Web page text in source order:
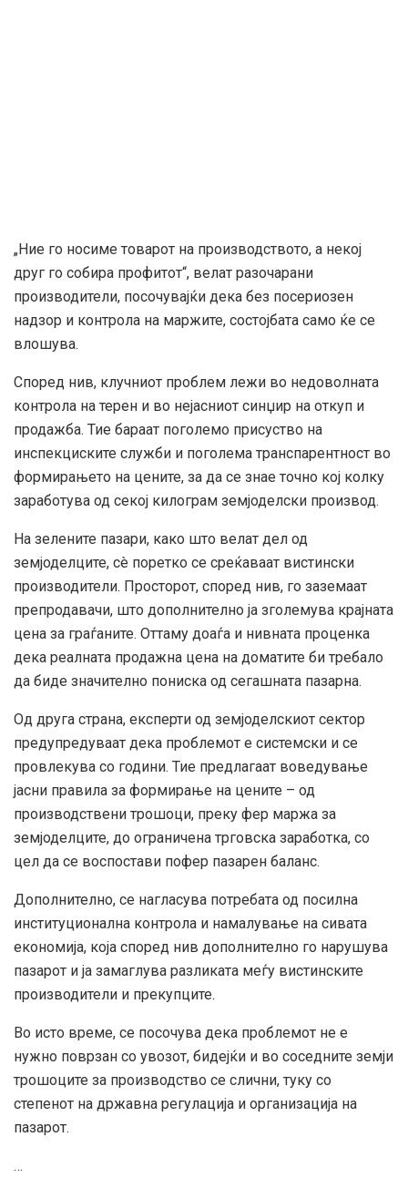
„Ние го носиме товарот на производството, а некој
друг го собира профитот“, велат разочарани
производители, посочувајќи дека без посериозен
надзор и контрола на маржите, состојбата само ќе се
влошува.
Според нив, клучниот проблем лежи во недоволната
контрола на терен и во нејасниот синџир на откуп и
продажба. Тие бараат поголемо присуство на
инспекциските служби и поголема транспарентност во
формирањето на цените, за да се знае точно кој колку
заработува од секој килограм земјоделски производ.
На зелените пазари, како што велат дел од
земјоделците, сè поретко се среќаваат вистински
производители. Просторот, според нив, го заземаат
препродавачи, што дополнително ја зголемува крајната
цена за граѓаните. Оттаму доаѓа и нивната проценка
дека реалната продажна цена на доматите би требало
да биде значително пониска од сегашната пазарна.
Од друга страна, експерти од земјоделскиот сектор
предупредуваат дека проблемот е системски и се
провлекува со години. Тие предлагаат воведување
јасни правила за формирање на цените – од
производствени трошоци, преку фер маржа за
земјоделците, до ограничена трговска заработка, со
цел да се воспостави пофер пазарен баланс.
Дополнително, се нагласува потребата од посилна
институционална контрола и намалување на сивата
економија, која според нив дополнително го нарушува
пазарот и ја замаглува разликата меѓу вистинските
производители и прекупците.
Во исто време, се посочува дека проблемот не е
нужно поврзан со увозот, бидејќи и во соседните земји
трошоците за производство се слични, туку со
степенот на државна регулација и организација на
пазарот.
…